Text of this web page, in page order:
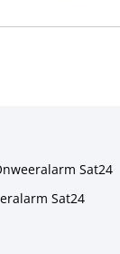
Sat24
Sat24